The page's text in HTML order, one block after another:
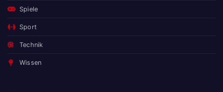
Spiele
Sport
Technik
Wissen